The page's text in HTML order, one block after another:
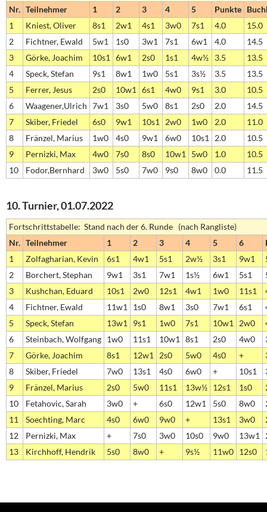
Nr. Teilnehmer 1 2 3 4 5 Punkte
1
Kniest, Oliver 8s1 2w1 4s1 3w0 7s1 4.0
15.0
2
Fichtner, Ewald 5w1 1s0 3w1 7s1 6w1 4.0
14.5
3
Görke, Joachim 10s1 6w1 2s0 1s1 4w½ 3.5
13.5
4
Speck, Stefan 9s1 8w1 1w0 5s1 3s½ 3.5
13.5
5
Ferrer, Jesus 2s0 10w1 6s1 4w0 9s1 3.0
10.5
6
Waagener,Ulrich 7w1 3s0 5w0 8s1 2s0 2.0
14.5
7
Skiber, Friedel 6s0 9w1 10s1 2w0 1w0 2.0
11.0
8
Fränzel, Marius 1w0 4s0 9w1 6w0 10s1 2.0
10.5
9
Pernizki, Max 4w0 7s0 8s0 10w1 5w0 1.0
10.5
10
Fodor,Bernhard 3w0 5s0 7w0 9s0 8w0 0.0 11.5
10. Turnier, 01.07.2022
Fortschrittstabelle: Stand nach der 6. Runde (nach Rangliste)
Nr. Teilnehmer 1 2 3 4 5 6
1
Zolfagharian, Kevin 6s1 4w1 5s1 2w½ 3s1 9w1
2
Borchert, Stephan 9w1 3s1 7w1 1s½ 6w1 5s1
3
Kushchan, Eduard 10s1 2w0 12s1 4w1 1w0 11s1
4
Fichtner, Ewald 11w1 1s0 8w1 3s0 7w1 6s1
5
Speck, Stefan 13w1 9s1 1w0 7s1 10w1 2w0
6
Steinbach, Wolfgang 1w0 11s1 10w1 8s1 2s0 4w0
7
Görke, Joachim 8s1 12w1 2s0 5w0 4s0 +
8
Skiber, Friedel 7w0 13s1 4s0 6w0 + 10s1
9
Fränzel, Marius 2s0 5w0 11s1 13w½ 12s1 1s0
10
Fetahovic, Sarah 3w0 + 6s0 12w1 5s0 8w0
11
Soechting, Marc 4s0 6w0 9w0 + 13s1 3w0
12
Pernizki, Max + 7s0 3w0 10s0 9w0 13w1
13
Kirchhoff, Hendrik 5s0 8w0 + 9s½ 11w0 12s0